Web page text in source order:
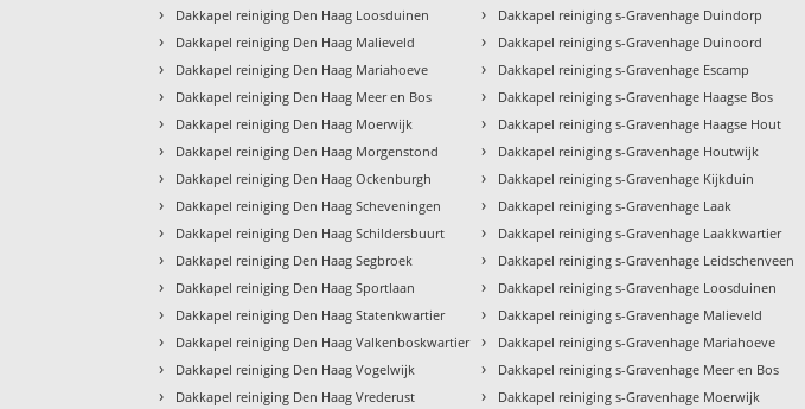
› Dakkapel reiniging Den Haag Loosduinen
› Dakkapel reiniging Den Haag Malieveld
› Dakkapel reiniging Den Haag Mariahoeve
› Dakkapel reiniging Den Haag Meer en Bos
› Dakkapel reiniging Den Haag Moerwijk
› Dakkapel reiniging Den Haag Morgenstond
› Dakkapel reiniging Den Haag Ockenburgh
› Dakkapel reiniging Den Haag Scheveningen
› Dakkapel reiniging Den Haag Schildersbuurt
› Dakkapel reiniging Den Haag Segbroek
› Dakkapel reiniging Den Haag Sportlaan
› Dakkapel reiniging Den Haag Statenkwartier
› Dakkapel reiniging Den Haag Valkenboskwartier
› Dakkapel reiniging Den Haag Vogelwijk
› Dakkapel reiniging Den Haag Vrederust
› Dakkapel reiniging s-Gravenhage Duindorp
› Dakkapel reiniging s-Gravenhage Duinoord
› Dakkapel reiniging s-Gravenhage Escamp
› Dakkapel reiniging s-Gravenhage Haagse Bos
› Dakkapel reiniging s-Gravenhage Haagse Hout
› Dakkapel reiniging s-Gravenhage Houtwijk
› Dakkapel reiniging s-Gravenhage Kijkduin
› Dakkapel reiniging s-Gravenhage Laak
› Dakkapel reiniging s-Gravenhage Laakkwartier
› Dakkapel reiniging s-Gravenhage Leidschenveen
› Dakkapel reiniging s-Gravenhage Loosduinen
› Dakkapel reiniging s-Gravenhage Malieveld
› Dakkapel reiniging s-Gravenhage Mariahoeve
› Dakkapel reiniging s-Gravenhage Meer en Bos
› Dakkapel reiniging s-Gravenhage Moerwijk